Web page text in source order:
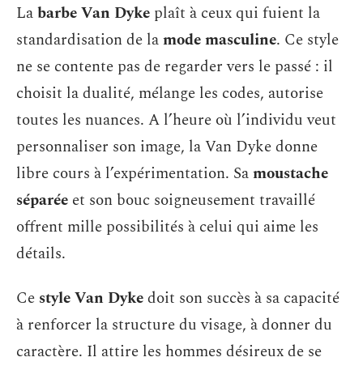
Labarbe Van Dyke plaît à ceux qui fuient la
standardisation de lamode masculine. Ce style
ne se contente pas de regarder vers le passé : il
choisit la dualité, mélange les codes, autorise
toutes les nuances. A l’heure où l’individu veut
personnaliser son image, la Van Dyke donne
libre cours à l’expérimentation. Samoustache
séparée et son bouc soigneusement travaillé
offrent mille possibilités à celui qui aime les
détails.
Ce style Van Dykedoit son succès à sa capacité
à renforcer la structure du visage, à donner du
caractère. Il attire les hommes désireux de se